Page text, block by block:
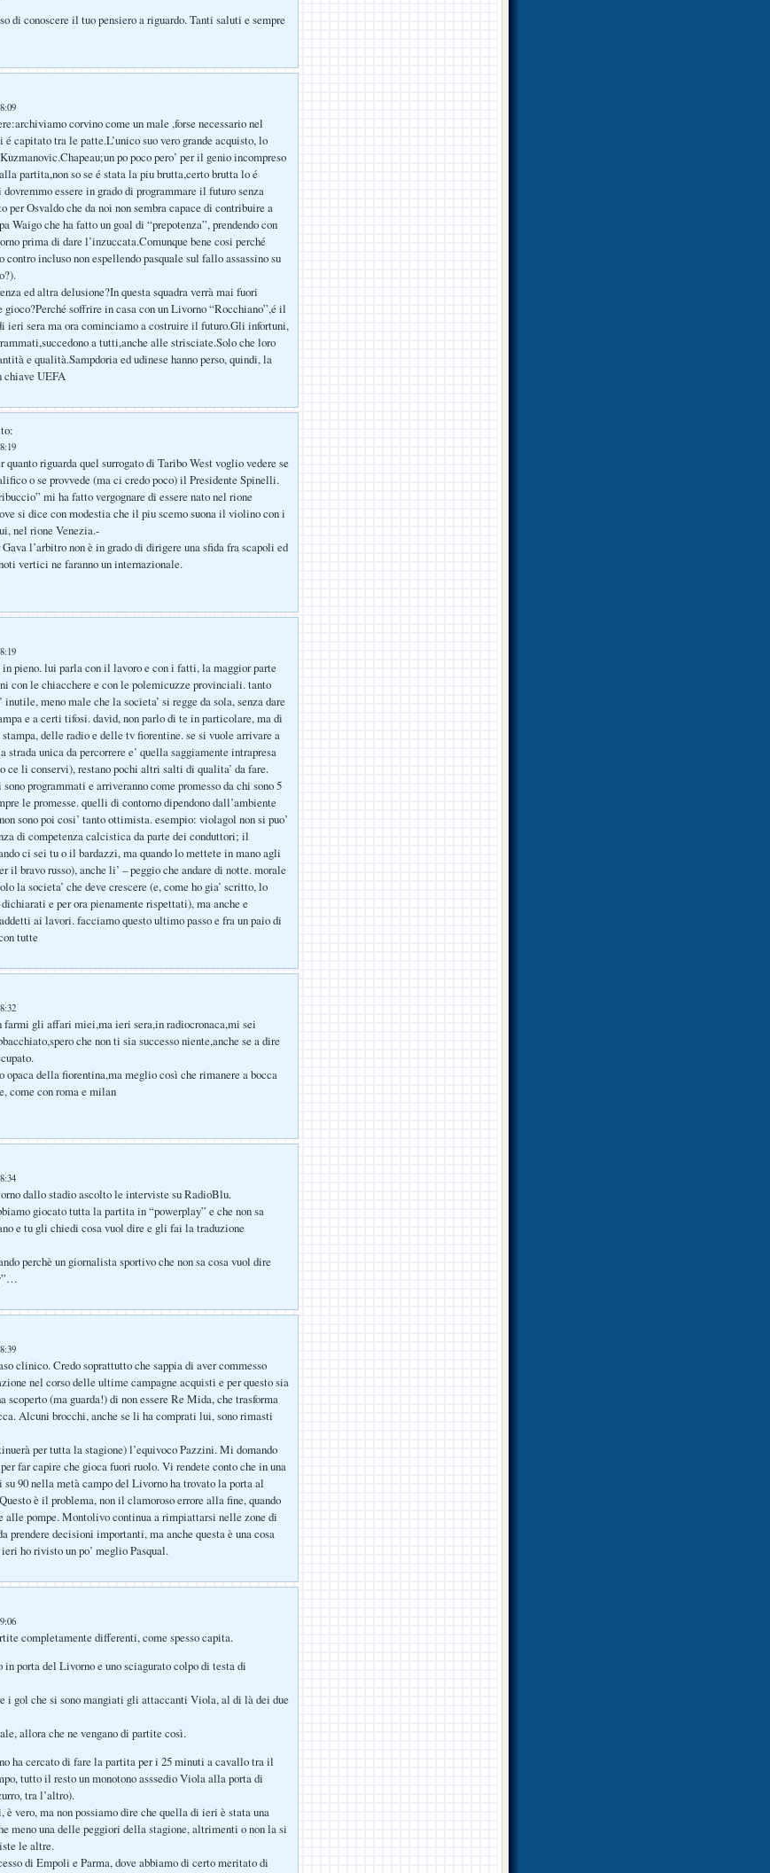
di conoscere il tuo pensiero a riguardo. Tanti saluti e sempre
corvino come un male ,forse necessario nel
é capitato tra le patte.L’unico suo vero grande acquisto, lo
po poco pero’ per il genio incompreso
partita,non so se é stata la piu brutta,certo brutta lo é
essere in grado di programmare il futuro senza
per Osvaldo che da noi non sembra capace di contribuire a
Waigo che ha fatto un goal di “prepotenza”, prendendo con
prima di dare l’inzuccata.Comunque bene cosi perché
incluso non espellendo pasquale sul fallo assassino su
ed altra delusione?In questa squadra verrà mai fuori
gioco?Perché soffrire in casa con un Livorno “Rocchiano”,é il
ieri sera ma ora cominciamo a costruire il futuro.Gli infortuni,
a tutti,anche alle strisciate.Solo che loro
e qualità.Sampdoria ed udinese hanno perso, quindi, la
chiave UEFA
quanto riguarda quel surrogato di Taribo West voglio vedere se
o se provvede (ma ci credo poco) il Presidente Spinelli.
mi ha fatto vergognare di essere nato nel rione
si dice con modestia che il piu scemo suona il violino con i
nel rione Venezia.-
l’arbitro non è in grado di dirigere una sfida fra scapoli ed
vertici ne faranno un internazionale.
in pieno. lui parla con il lavoro e con i fatti, la maggior parte
con le chiacchere e con le polemicuzze provinciali. tanto
meno male che la societa’ si regge da sola, senza dare
e a certi tifosi. david, non parlo di te in particolare, ma di
delle radio e delle tv fiorentine. se si vuole arrivare a
strada unica da percorrere e’ quella saggiamente intrapresa
ce li conservi), restano pochi altri salti di qualita’ da fare.
programmati e arriveranno come promesso da chi sono 5
le promesse. quelli di contorno dipendono dall’ambiente
sono poi cosi’ tanto ottimista. esempio: violagol non si puo’
di competenza calcistica da parte dei conduttori; il
ci sei tu o il bardazzi, ma quando lo mettete in mano agli
il bravo russo), anche li’ – peggio che andare di notte. morale
la societa’ che deve crescere (e, come ho gia’ scritto, lo
e per ora pienamente rispettati), ma anche e
ai lavori. facciamo questo ultimo passo e fra un paio di
tutte
farmi gli affari miei,ma ieri sera,in radiocronaca,mi sei
che non ti sia successo niente,anche se a dire
opaca della fiorentina,ma meglio così che rimanere a bocca
come con roma e milan
dallo stadio ascolto le interviste su RadioBlu.
giocato tutta la partita in “powerplay” e che non sa
e tu gli chiedi cosa vuol dire e gli fai la traduzione
perchè un giornalista sportivo che non sa cosa vuol dire
clinico. Credo soprattutto che sappia di aver commesso
nel corso delle ultime campagne acquisti e per questo sia
scoperto (ma guarda!) di non essere Re Mida, che trasforma
Alcuni brocchi, anche se li ha comprati lui, sono rimasti
per tutta la stagione) l’equivoco Pazzini. Mi domando
per far capire che gioca fuori ruolo. Vi rendete conto che in una
su 90 nella metà campo del Livorno ha trovato la porta al
è il problema, non il clamoroso errore alla fine, quando
alle pompe. Montolivo continua a rimpiattarsi nelle zone di
prendere decisioni importanti, ma anche questa è una cosa
ho rivisto un po’ meglio Pasqual.
completamente differenti, come spesso capita.
porta del Livorno e uno sciagurato colpo di testa di
i gol che si sono mangiati gli attaccanti Viola, al di là dei due
allora che ne vengano di partite così.
ha cercato di fare la partita per i 25 minuti a cavallo tra il
tutto il resto un monotono asssedio Viola alla porta di
tra l’altro).
vero, ma non possiamo dire che quella di ieri è stata una
meno una delle peggiori della stagione, altrimenti o non la si
le altre.
di Empoli e Parma, dove abbiamo di certo meritato di